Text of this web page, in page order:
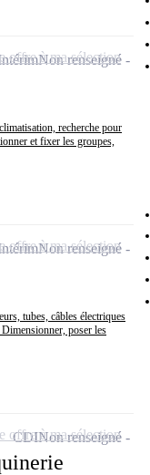
recherche pour
et fixer les groupes,
Non renseigné
offre à ma sélection
tubes, câbles électriques
poser les
Non renseigné
offre à ma sélection
CDINon renseigné
offre à ma sélection